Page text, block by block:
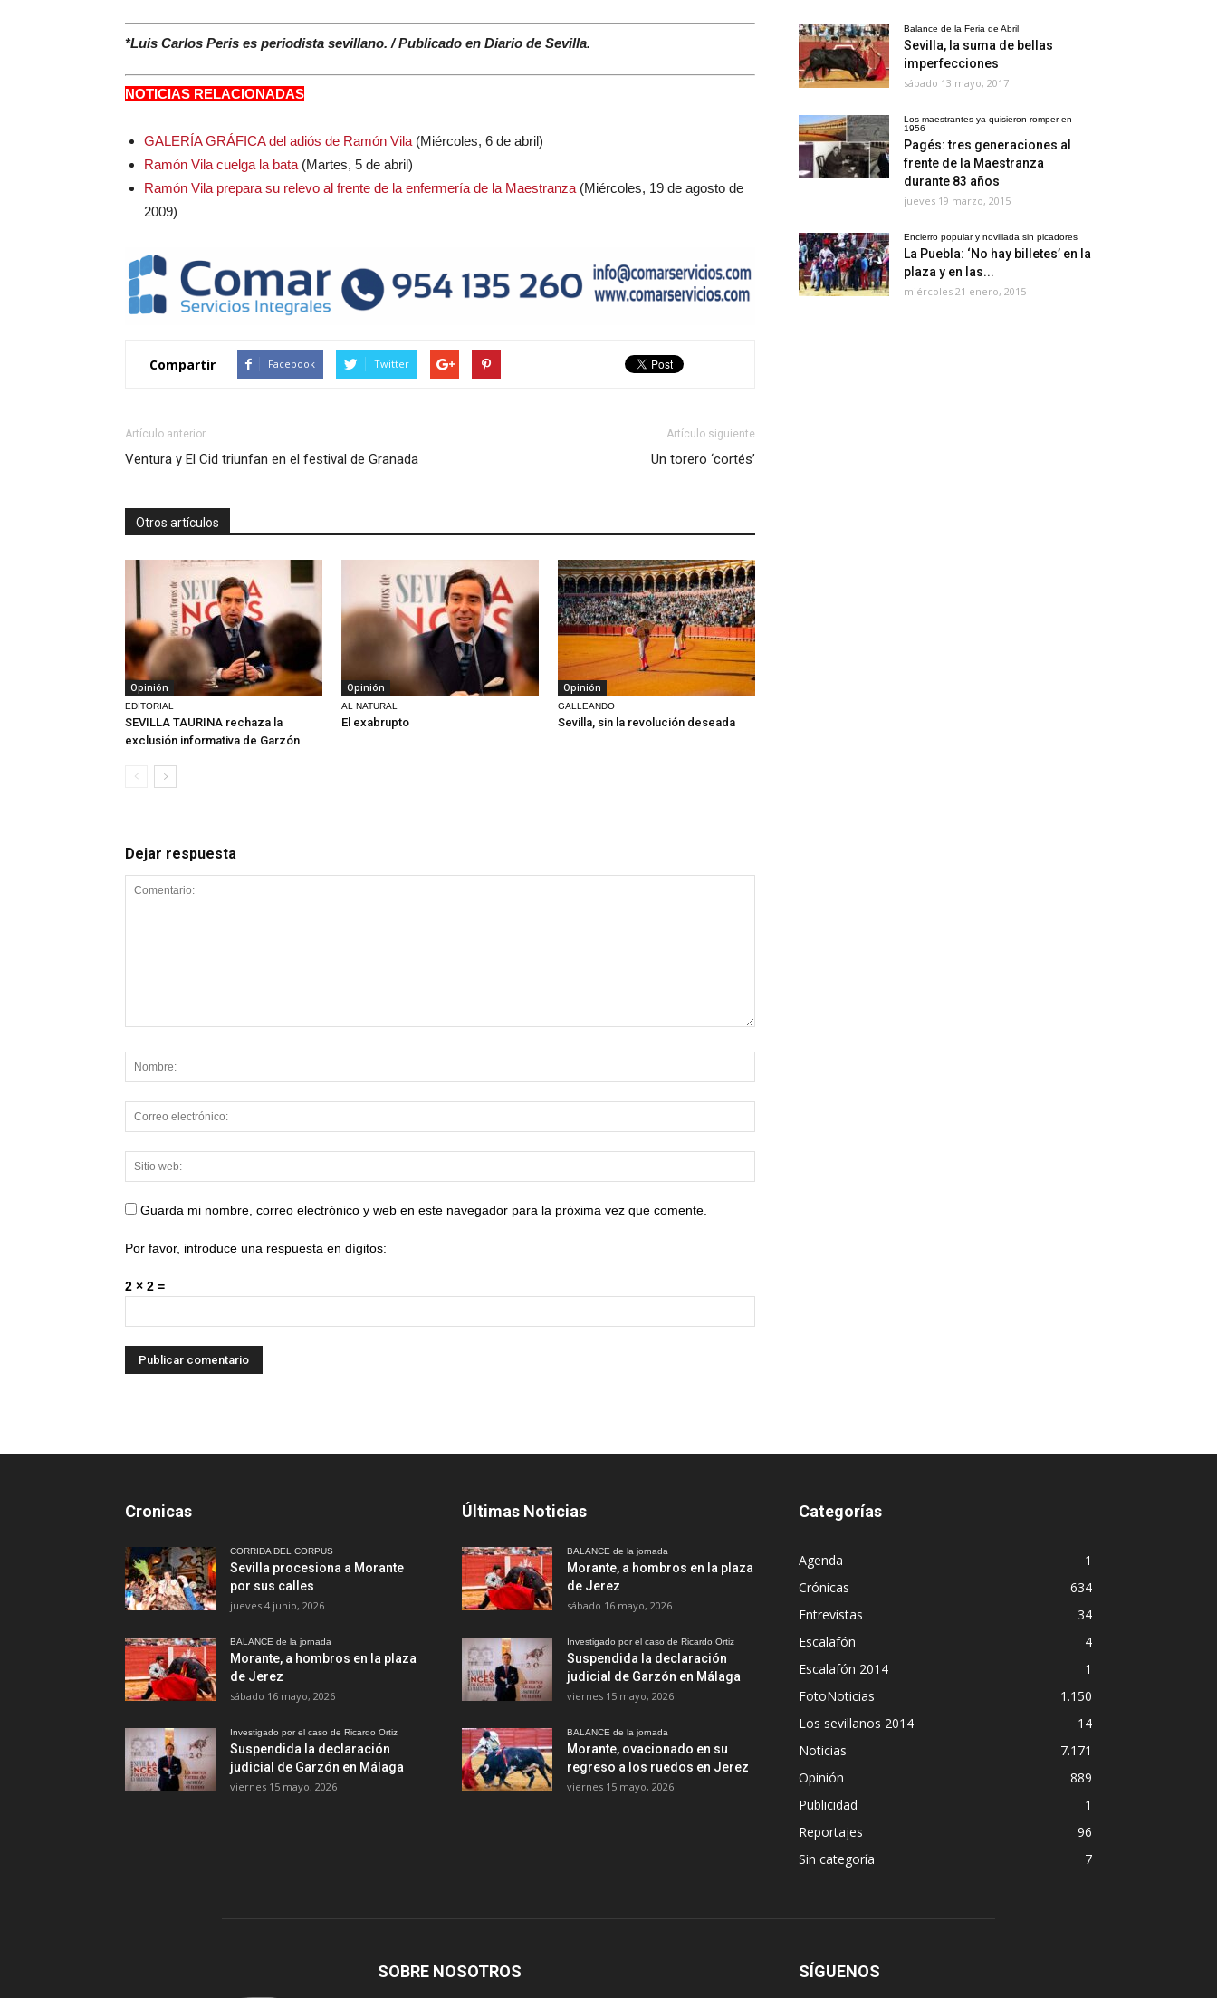
*Luis Carlos Peris es periodista sevillano. / Publicado en Diario de Sevilla.
NOTICIAS RELACIONADAS
GALERÍA GRÁFICA del adiós de Ramón Vila (Miércoles, 6 de abril)
Ramón Vila cuelga la bata (Martes, 5 de abril)
Ramón Vila prepara su relevo al frente de la enfermería de la Maestranza (Miércoles, 19 de agosto de
2009)
Compartir Facebook Twitter
Artículo anterior
Ventura y El Cid triunfan en el festival de Granada
Artículo siguiente
Un torero ‘cortés’
Otros artículos
Opinión
EDITORIAL
SEVILLA TAURINA rechaza la
exclusión informativa de Garzón
Opinión
AL NATURAL
El exabrupto
Opinión
GALLEANDO
Sevilla, sin la revolución deseada
Dejar respuesta
Guarda mi nombre, correo electrónico y web en este navegador para la próxima vez que comente.
Por favor, introduce una respuesta en dígitos:
2 × 2 =
Balance de la Feria de Abril
Sevilla, la suma de bellas
imperfecciones
sábado 13 mayo, 2017
Los maestrantes ya quisieron romper en
1956
Pagés: tres generaciones al
frente de la Maestranza
durante 83 años
jueves 19 marzo, 2015
Encierro popular y novillada sin picadores
La Puebla: ‘No hay billetes’ en la
plaza y en las...
miércoles 21 enero, 2015
Cronicas
CORRIDA DEL CORPUS
Sevilla procesiona a Morante
por sus calles
jueves 4 junio, 2026
BALANCE de la jornada
Morante, a hombros en la plaza
de Jerez
sábado 16 mayo, 2026
Investigado por el caso de Ricardo Ortiz
Suspendida la declaración
judicial de Garzón en Málaga
viernes 15 mayo, 2026
Últimas Noticias
BALANCE de la jornada
Morante, a hombros en la plaza
de Jerez
sábado 16 mayo, 2026
Investigado por el caso de Ricardo Ortiz
Suspendida la declaración
judicial de Garzón en Málaga
viernes 15 mayo, 2026
BALANCE de la jornada
Morante, ovacionado en su
regreso a los ruedos en Jerez
viernes 15 mayo, 2026
Categorías
Agenda
1
Crónicas
634
Entrevistas
34
Escalafón
4
Escalafón 2014
1
FotoNoticias
1.150
Los sevillanos 2014
14
Noticias
7.171
Opinión
889
Publicidad
1
Reportajes
96
Sin categoría
7
SOBRE NOSOTROS SÍGUENOS